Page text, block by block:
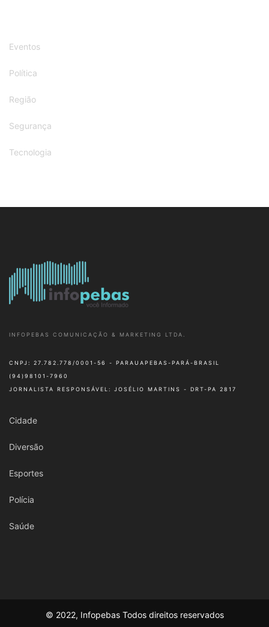
Eventos
Política
Região
Segurança
Tecnologia
INFOPEBAS COMUNICAÇÃO & MARKETING LTDA.
CNPJ: 27.782.778/0001-56 - PARAUAPEBAS-PARÁ-BRASIL
(94)98101-7960
JORNALISTA RESPONSÁVEL: JOSÉLIO MARTINS - DRT-PA 2817
Cidade
Diversão
Esportes
Polícia
Saúde
© 2022, Infopebas Todos direitos reservados